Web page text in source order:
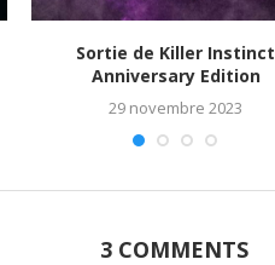
Sortie de Killer Instinct
Anniversary Edition
29 novembre 2023
3 COMMENTS